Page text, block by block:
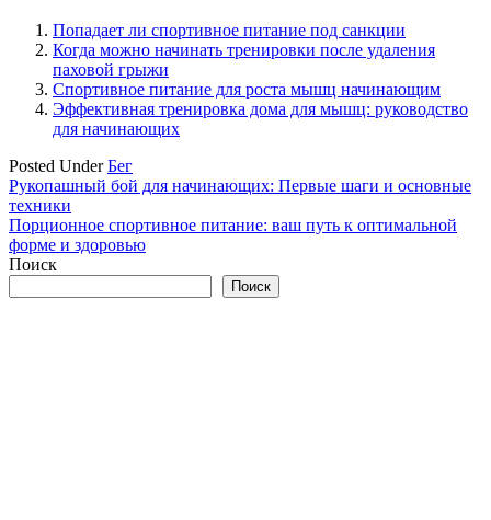
Попадает ли спортивное питание под санкции
Когда можно начинать тренировки после удаления
паховой грыжи
Спортивное питание для роста мышц начинающим
Эффективная тренировка дома для мышц: руководство
для начинающих
Posted UnderБег
Навигация
по
записям
Рукопашный бой для начинающих: Первые шаги и основные
техники
Порционное спортивное питание: ваш путь к оптимальной
форме и здоровью
Поиск
Поиск